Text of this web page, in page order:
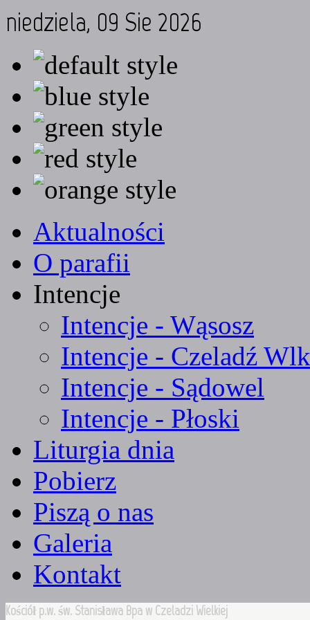
niedziela, 09 Sie 2026
Aktualności
O parafii
Intencje
Intencje - Wąsosz
Intencje - Czeladź
Intencje - Sądowel
Intencje - Płoski
Liturgia dnia
Pobierz
Piszą o nas
Galeria
Kontakt
Kościół p.w. św. Stanisława Bpa w Czeladzi Wielkiej